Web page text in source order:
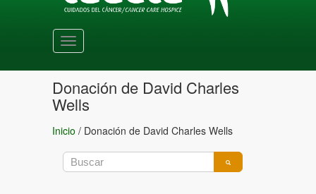
Toggle
navigation
Donación de David Charles
Wells
Inicio / Donación de David Charles Wells